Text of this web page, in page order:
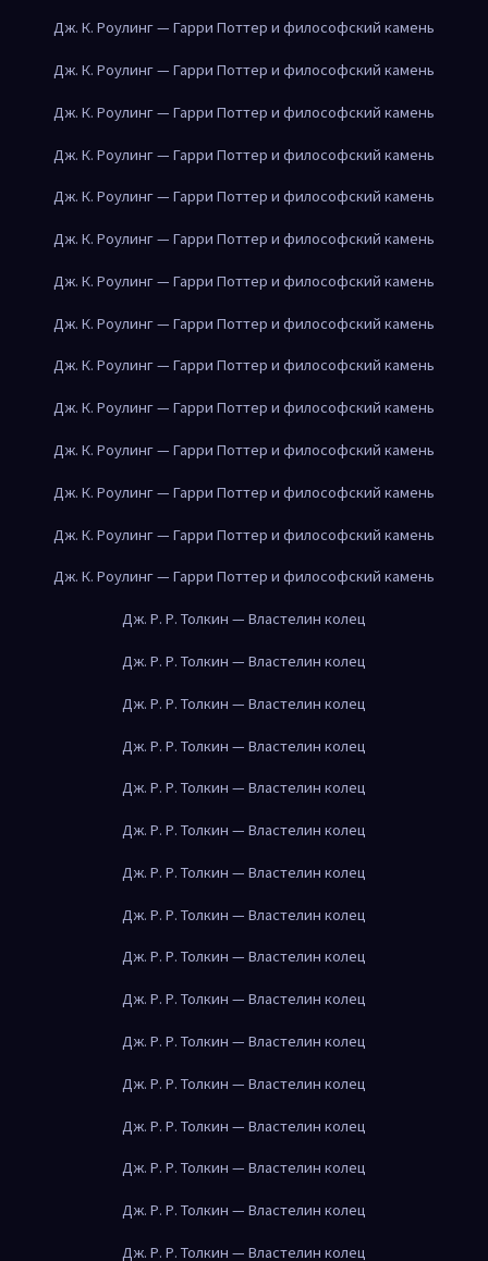
Дж. К. Роулинг — Гарри Поттер и философский камень
Дж. К. Роулинг — Гарри Поттер и философский камень
Дж. К. Роулинг — Гарри Поттер и философский камень
Дж. К. Роулинг — Гарри Поттер и философский камень
Дж. К. Роулинг — Гарри Поттер и философский камень
Дж. К. Роулинг — Гарри Поттер и философский камень
Дж. К. Роулинг — Гарри Поттер и философский камень
Дж. К. Роулинг — Гарри Поттер и философский камень
Дж. К. Роулинг — Гарри Поттер и философский камень
Дж. К. Роулинг — Гарри Поттер и философский камень
Дж. К. Роулинг — Гарри Поттер и философский камень
Дж. К. Роулинг — Гарри Поттер и философский камень
Дж. К. Роулинг — Гарри Поттер и философский камень
Дж. К. Роулинг — Гарри Поттер и философский камень
Дж. Р. Р. Толкин — Властелин колец
Дж. Р. Р. Толкин — Властелин колец
Дж. Р. Р. Толкин — Властелин колец
Дж. Р. Р. Толкин — Властелин колец
Дж. Р. Р. Толкин — Властелин колец
Дж. Р. Р. Толкин — Властелин колец
Дж. Р. Р. Толкин — Властелин колец
Дж. Р. Р. Толкин — Властелин колец
Дж. Р. Р. Толкин — Властелин колец
Дж. Р. Р. Толкин — Властелин колец
Дж. Р. Р. Толкин — Властелин колец
Дж. Р. Р. Толкин — Властелин колец
Дж. Р. Р. Толкин — Властелин колец
Дж. Р. Р. Толкин — Властелин колец
Дж. Р. Р. Толкин — Властелин колец
Дж. Р. Р. Толкин — Властелин колец